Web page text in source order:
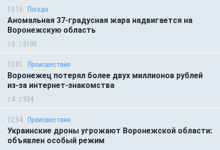
13:15 Погода
Аномальная 37-градусная жара надвигается на
Воронежскую область
0 5190
13:01 Происшествия
Воронежец потерял более двух миллионов рублей
из-за интернет-знакомства
4 934
12:54 Происшествия
Украинские дроны угрожают Воронежской области:
объявлен особый режим